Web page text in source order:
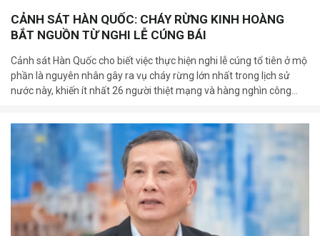
CẢNH SÁT HÀN QUỐC: CHÁY RỪNG KINH HOÀNG
BẮT NGUỒN TỪ NGHI LỄ CÚNG BÁI
Cảnh sát Hàn Quốc cho biết việc thực hiện nghi lễ cúng tổ tiên ở mộ
phần là nguyên nhân gây ra vụ cháy rừng lớn nhất trong lịch sử
nước này, khiến ít nhất 26 người thiệt mạng và hàng nghìn công